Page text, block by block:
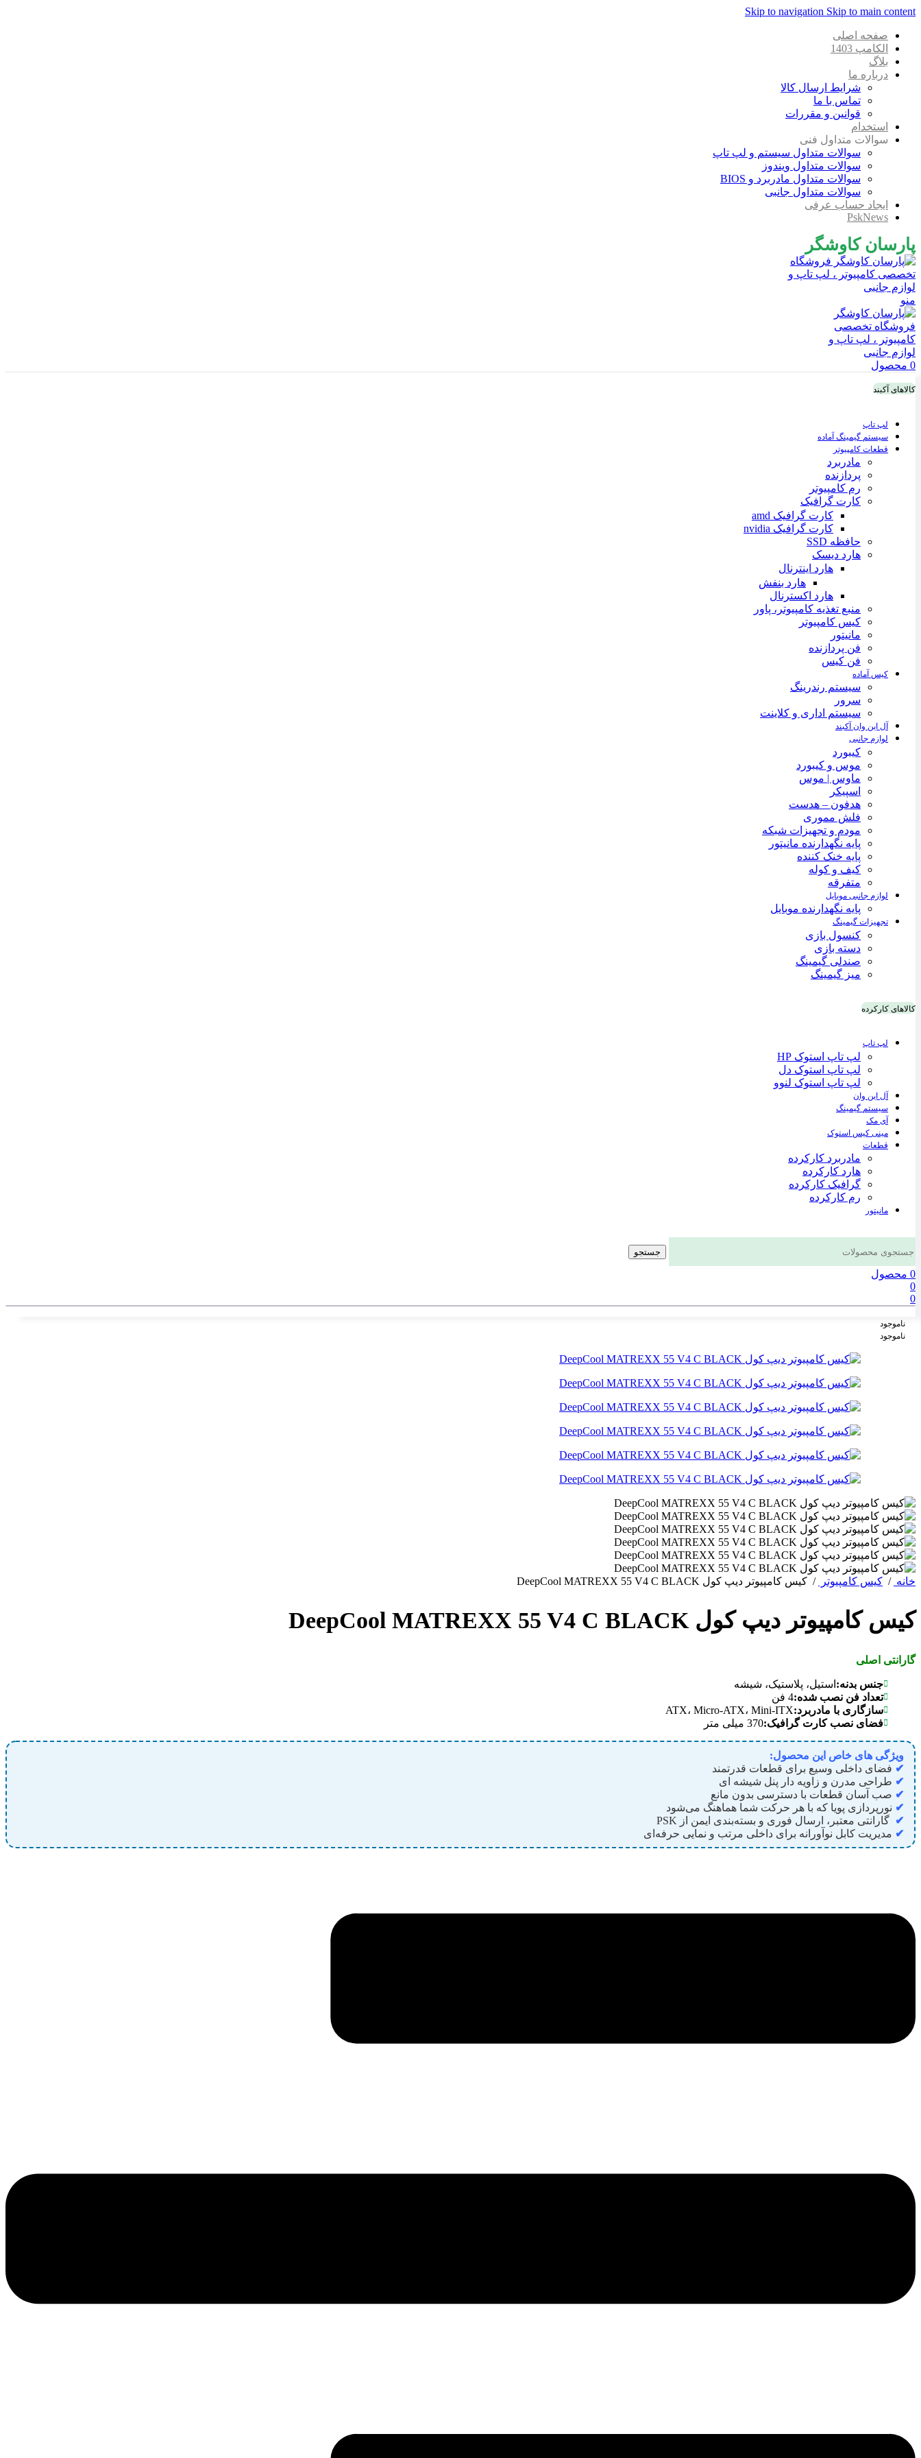
Skip to navigation Skip to main content
صفحه اصلی
الکامپ 1403
بلاگ
درباره ما
شرایط ارسال کالا
تماس با ما
قوانین و مقررات
استخدام
سوالات متداول فنی
سوالات متداول سیستم و لپ تاپ
سوالات متداول ویندوز
سوالات متداول مادربرد و BIOS
سوالات متداول جانبی
ایجاد حساب عرفی
PskNews
پارسان کاوشگر
منو
0 محصول
کالاهای آکبند
لپ تاپ
سیستم گیمینگ آماده
قطعات کامپیوتر
مادربرد
پردازنده
رم کامپیوتر
کارت گرافیک
کارت گرافیک amd
کارت گرافیک nvidia
حافظه SSD
هارد دیسک
هارد اینترنال
هارد بنفش
هارد اکسترنال
منبع تغذیه کامپیوتر، پاور
کیس کامپیوتر
مانیتور
فن پردازنده
فن کیس
کیس آماده
سیستم رندرینگ
سرور
سیستم‌ اداری و کلاینت
آل این وان آکبند
لوازم جانبی
کیبورد
موس و کیبورد
ماوس | موس
اسپیکر
هدفون – هدست
فلش مموری
مودم و تجهیزات شبکه
پایه نگهدارنده مانیتور
پایه خنک کننده
کیف و کوله
متفرقه
لوازم جانبی موبایل
پایه نگهدارنده موبایل
تجهیزات گیمینگ
کنسول بازی
دسته بازی
صندلی گیمینگ
میز گیمینگ
کالاهای کارکرده
لپ تاپ
لپ تاپ استوک HP
لپ تاپ استوک دل
لپ تاپ استوک لنوو
آل این وان
سیستم گیمینگ
آی مک
مینی کیس استوک
قطعات
مادربرد کارکرده
هارد کارکرده
گرافیک کارکرده
رم کارکرده
مانیتور
جستجو
0 محصول
0
0
ناموجود
ناموجود
خانه / کیس کامپیوتر / کیس کامپیوتر دیپ کول DeepCool MATREXX 55 V4 C BLACK
کیس کامپیوتر دیپ کول DeepCool MATREXX 55 V4 C BLACK
گارانتی اصلی
جنس بدنه: استیل، پلاستیک، شیشه
تعداد فن نصب شده:4 فن
سازگاری با مادربرد:ATX، Micro-ATX، Mini-ITX
فضای نصب کارت گرافیک:370 میلی متر
ویژگی های خاص این محصول:
✔ فضای داخلی وسیع برای قطعات قدرتمند
✔ طراحی مدرن و زاویه‌ دار پنل شیشه‌ ای
✔ صب آسان قطعات با دسترسی بدون مانع
✔ نورپردازی پویا که با هر حرکت شما هماهنگ می‌شود
✔ گارانتی معتبر، ارسال فوری و بسته‌بندی ایمن از PSK
✔ مدیریت کابل نوآورانه برای داخلی مرتب و نمایی حرفه‌ای